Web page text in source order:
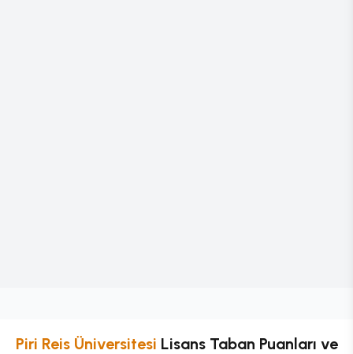
Piri Reis Üniversitesi LisansTaban Puanları ve